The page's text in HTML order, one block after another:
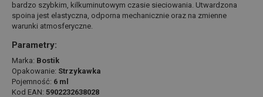
bardzo szybkim, kilkuminutowym czasie sieciowania. Utwardzona
spoina jest elastyczna, odporna mechanicznie oraz na zmienne
warunki atmosferyczne.
Parametry:
Marka: Bostik
Opakowanie: Strzykawka
Pojemność: 6 ml
Kod EAN: 5902232638028